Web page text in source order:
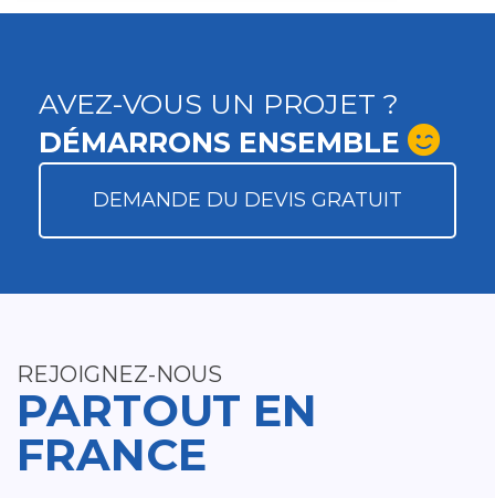
AVEZ-VOUS UN PROJET ?
DÉMARRONS ENSEMBLE
DEMANDE DU DEVIS GRATUIT
REJOIGNEZ-NOUS
PARTOUT EN
FRANCE